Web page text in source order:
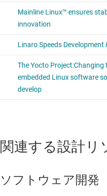
ファイル システム
ベアメタル セカンダリ
デバッグと計測用のユ
ボード サポート パッケ
デモとサンプル
資料
プロセッサ SDK は無料で TI に対
です。
関連する設計リ
ソフトウェア開発